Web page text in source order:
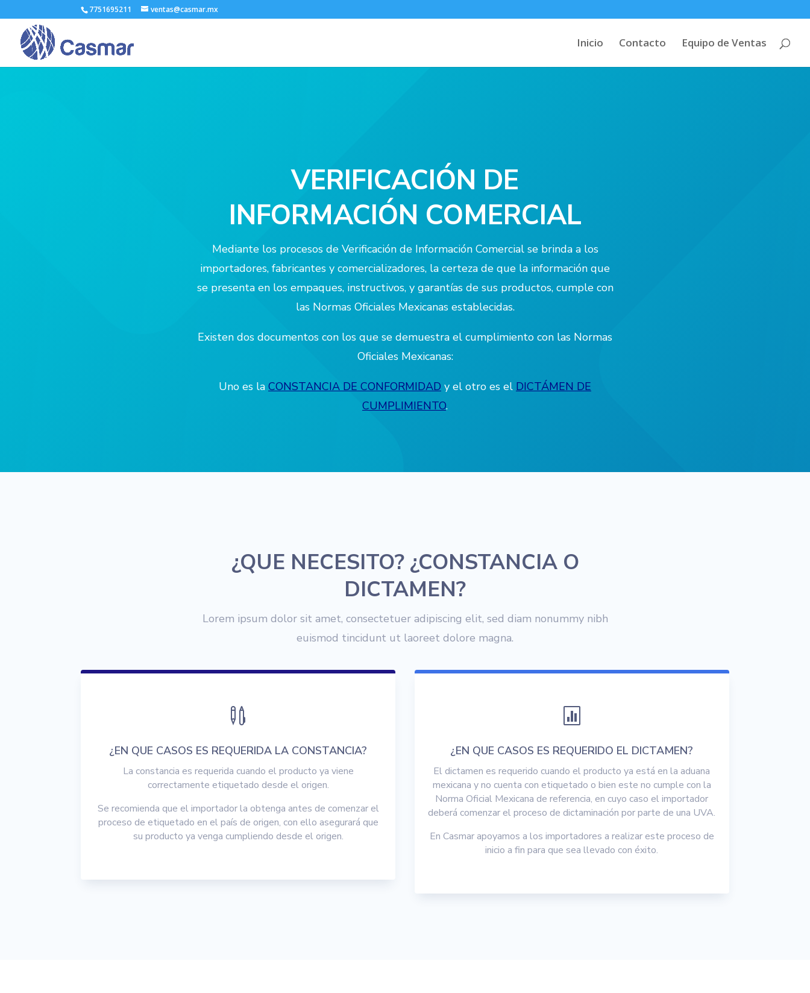
7751695211 ventas@casmar.mx
Inicio Contacto Equipo de Ventas
VERIFICACIÓN DE
INFORMACIÓN COMERCIAL
Mediante los procesos de Verificación de Información Comercial se brinda a los
importadores, fabricantes y comercializadores, la certeza de que la información que
se presenta en los empaques, instructivos, y garantías de sus productos, cumple con
las Normas Oficiales Mexicanas establecidas.
Existen dos documentos con los que se demuestra el cumplimiento con las Normas
Oficiales Mexicanas:
Uno es la CONSTANCIA DE CONFORMIDAD y el otro es el DICTÁMEN DE
CUMPLIMIENTO.
¿QUE NECESITO? ¿CONSTANCIA O
DICTAMEN?
Lorem ipsum dolor sit amet, consectetuer adipiscing elit, sed diam nonummy nibh
euismod tincidunt ut laoreet dolore magna.

¿EN QUE CASOS ES REQUERIDA LA CONSTANCIA?
La constancia es requerida cuando el producto ya viene
correctamente etiquetado desde el origen.
Se recomienda que el importador la obtenga antes de comenzar el
proceso de etiquetado en el país de origen, con ello asegurará que
su producto ya venga cumpliendo desde el origen.

¿EN QUE CASOS ES REQUERIDO EL DICTAMEN?
El dictamen es requerido cuando el producto ya está en la aduana
mexicana y no cuenta con etiquetado o bien este no cumple con la
Norma Oficial Mexicana de referencia, en cuyo caso el importador
deberá comenzar el proceso de dictaminación por parte de una UVA.
En Casmar apoyamos a los importadores a realizar este proceso de
inicio a fin para que sea llevado con éxito.